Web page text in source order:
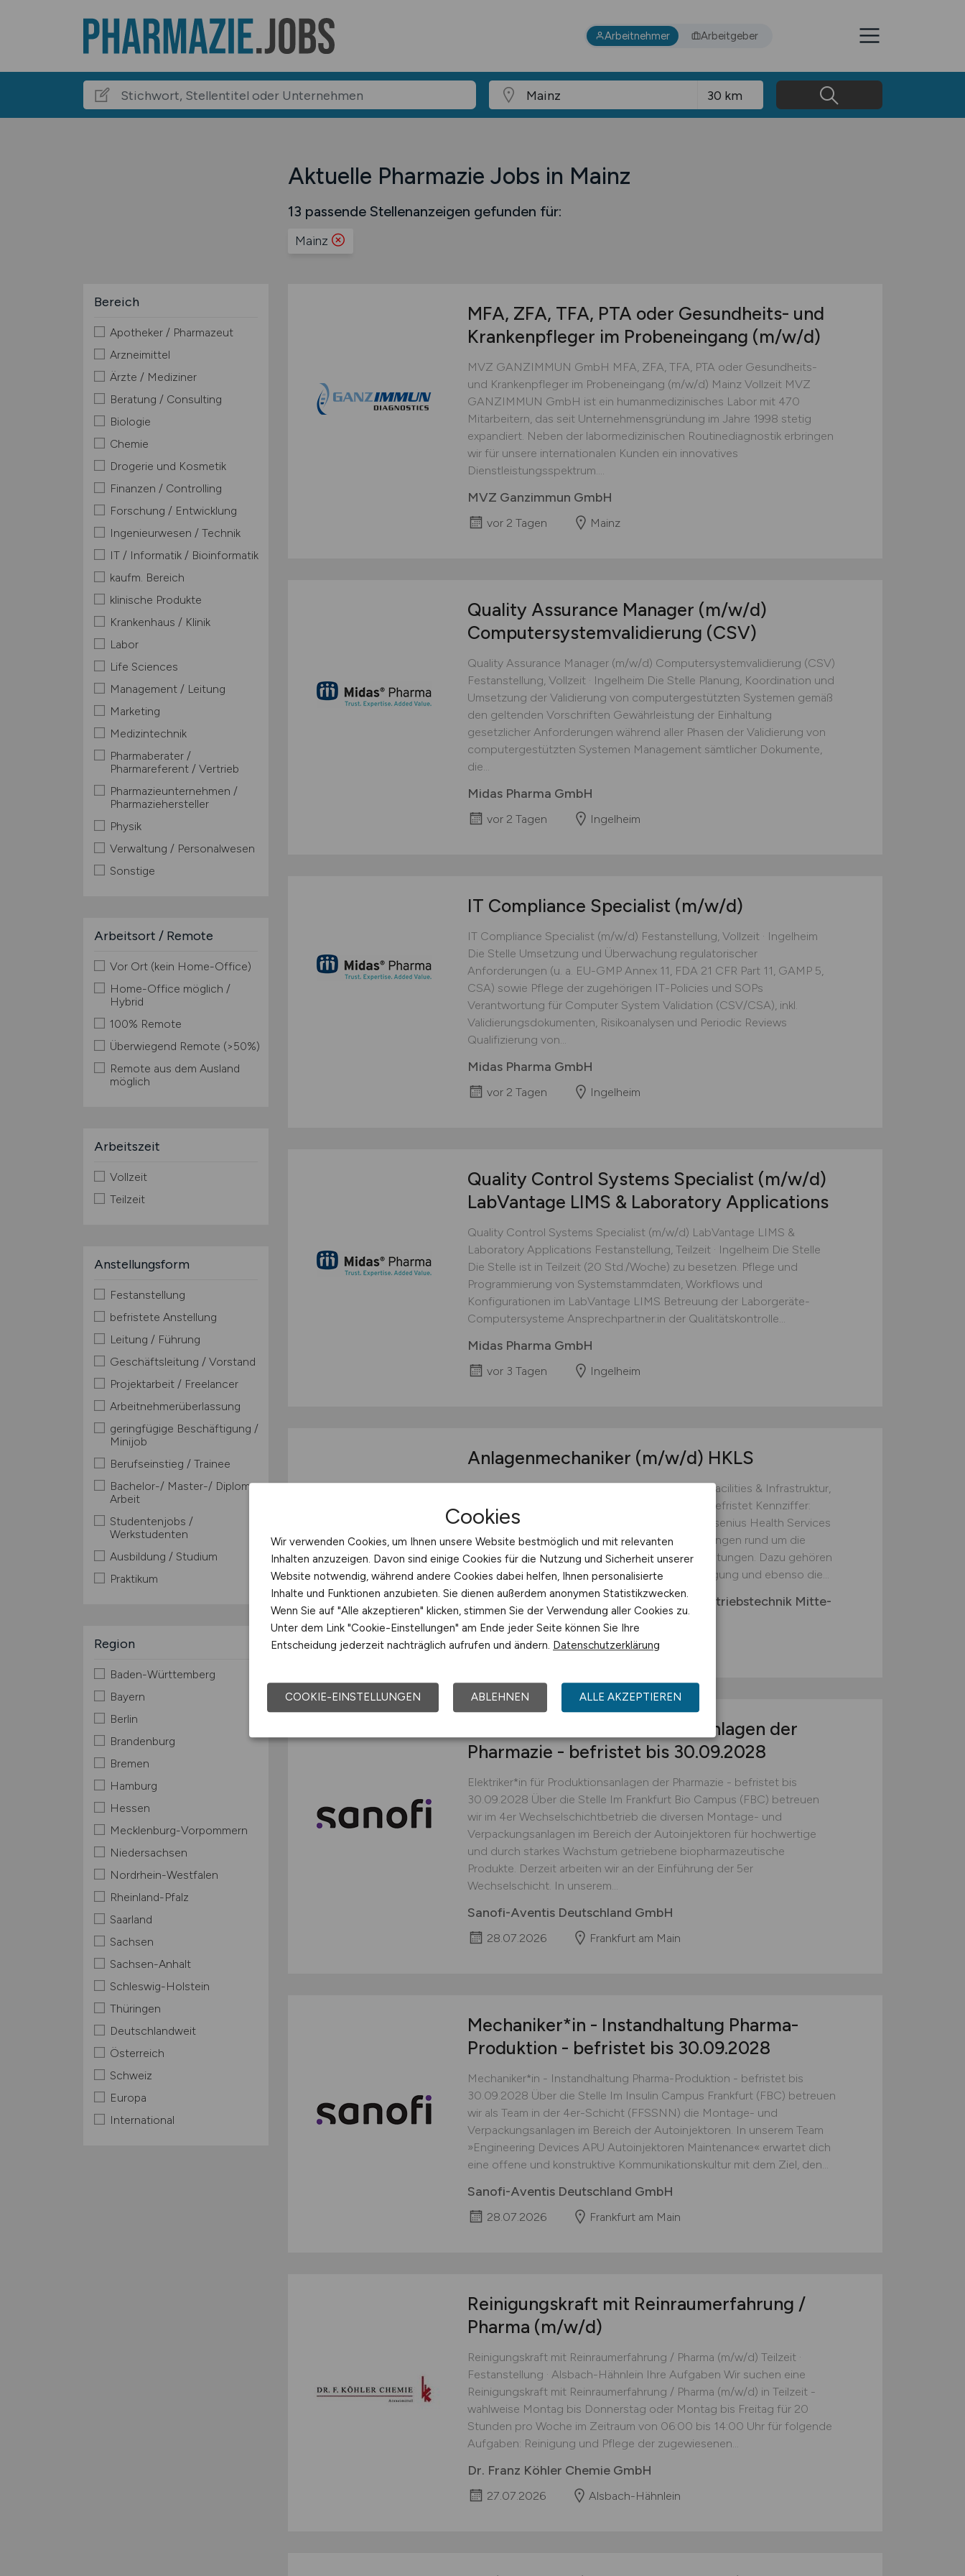
Arbeitnehmer Arbeitgeber
Aktuelle Pharmazie Jobs in Mainz
13 passende Stellenanzeigen gefunden für:
Mainz
Bereich
Apotheker / Pharmazeut
Arzneimittel
Ärzte / Mediziner
Beratung / Consulting
Biologie
Chemie
Drogerie und Kosmetik
Finanzen / Controlling
Forschung / Entwicklung
Ingenieurwesen / Technik
IT / Informatik / Bioinformatik
kaufm. Bereich
klinische Produkte
Krankenhaus / Klinik
Labor
Life Sciences
Management / Leitung
Marketing
Medizintechnik
Pharmaberater /
Pharmareferent / Vertrieb
Pharmazieunternehmen /
Pharmaziehersteller
Physik
Verwaltung / Personalwesen
Sonstige
Arbeitsort / Remote
Vor Ort (kein Home-Office)
Home-Office möglich /
Hybrid
100% Remote
Überwiegend Remote (>50%)
Remote aus dem Ausland
möglich
Arbeitszeit
Vollzeit
Teilzeit
Anstellungsform
Festanstellung
befristete Anstellung
Leitung / Führung
Geschäftsleitung / Vorstand
Projektarbeit / Freelancer
Arbeitnehmerüberlassung
geringfügige Beschäftigung /
Minijob
Berufseinstieg / Trainee
Bachelor-/ Master-/ Diplom-
Arbeit
Studentenjobs /
Werkstudenten
Ausbildung / Studium
Praktikum
Region
Baden-Württemberg
Bayern
Berlin
Brandenburg
Bremen
Hamburg
Hessen
Mecklenburg-Vorpommern
Niedersachsen
Nordrhein-Westfalen
Rheinland-Pfalz
Saarland
Sachsen
Sachsen-Anhalt
Schleswig-Holstein
Thüringen
Deutschlandweit
Österreich
Schweiz
Europa
International
MFA, ZFA, TFA, PTA oder Gesundheits- und
Krankenpfleger im Probeneingang (m/w/d)
MVZ GANZIMMUN GmbH MFA, ZFA, TFA, PTA oder Gesundheits-
und Krankenpfleger im Probeneingang (m/w/d) Mainz Vollzeit MVZ
GANZIMMUN GmbH ist ein humanmedizinisches Labor mit 470
Mitarbeitern, das seit Unternehmensgründung im Jahre 1998 stetig
expandiert. Neben der labormedizinischen Routinediagnostik erbringen
wir für unsere internationalen Kunden ein innovatives
Dienstleistungsspektrum....
MVZ Ganzimmun GmbH
vor 2 Tagen Mainz
Quality Assurance Manager (m/w/d)
Computersystemvalidierung (CSV)
Quality Assurance Manager (m/w/d) Computersystemvalidierung (CSV)
Festanstellung, Vollzeit · Ingelheim Die Stelle Planung, Koordination und
Umsetzung der Validierung von computergestützten Systemen gemäß
den geltenden Vorschriften Gewährleistung der Einhaltung
gesetzlicher Anforderungen während aller Phasen der Validierung von
computergestützten Systemen Management sämtlicher Dokumente,
die...
Midas Pharma GmbH
vor 2 Tagen Ingelheim
IT Compliance Specialist (m/w/d)
IT Compliance Specialist (m/w/d) Festanstellung, Vollzeit · Ingelheim
Die Stelle Umsetzung und Überwachung regulatorischer
Anforderungen (u. a. EU-GMP Annex 11, FDA 21 CFR Part 11, GAMP 5,
CSA) sowie Pflege der zugehörigen IT-Policies und SOPs
Verantwortung für Computer System Validation (CSV/CSA), inkl.
Validierungsdokumenten, Risikoanalysen und Periodic Reviews
Qualifizierung von...
Midas Pharma GmbH
vor 2 Tagen Ingelheim
Quality Control Systems Specialist (m/w/d)
LabVantage LIMS & Laboratory Applications
Quality Control Systems Specialist (m/w/d) LabVantage LIMS &
Laboratory Applications Festanstellung, Teilzeit · Ingelheim Die Stelle
Die Stelle ist in Teilzeit (20 Std./Woche) zu besetzen. Pflege und
Programmierung von Systemstammdaten, Workflows und
Konfigurationen im LabVantage LIMS Betreuung der Laborgeräte-
Computersysteme Ansprechpartner:in der Qualitätskontrolle...
Midas Pharma GmbH
vor 3 Tagen Ingelheim
Anlagenmechaniker (m/w/d) HKLS
Anlagenmechaniker (m/w/d) HKLS Wiesbaden Facilities & Infrastruktur,
Ingenieurwesen allgemein Vollzeit ab sofort unbefristet Kennziffer:
2455 50.000-55.000 € JETZT BEWERBEN Fresenius Health Services
bietet umfassende Dienstleistungen und Beratungen rund um die
technische Infrastruktur von Gesundheitseinrichtungen. Dazu gehören
Medizintechnik, Betriebstechnik, Sterilgutversorgung und ebenso die...
Fresenius Health Services Deutschland-Betriebstechnik Mitte-
Ost GmbH
vor 4 Tagen Wiesbaden
Elektriker*in für Produktionsanlagen der
Pharmazie - befristet bis 30.09.2028
Elektriker*in für Produktionsanlagen der Pharmazie - befristet bis
30.09.2028 Über die Stelle Im Frankfurt Bio Campus (FBC) betreuen
wir im 4er Wechselschichtbetrieb die diversen Montage- und
Verpackungsanlagen im Bereich der Autoinjektoren für hochwertige
und durch starkes Wachstum getriebene biopharmazeutische
Produkte. Derzeit arbeiten wir an der Einführung der 5er
Wechselschicht. In unserem...
Sanofi-Aventis Deutschland GmbH
28.07.2026 Frankfurt am Main
Mechaniker*in - Instandhaltung Pharma-
Produktion - befristet bis 30.09.2028
Mechaniker*in - Instandhaltung Pharma-Produktion - befristet bis
30.09.2028 Über die Stelle Im Insulin Campus Frankfurt (FBC) betreuen
wir als Team in der 4er-Schicht (FFSSNN) die Montage- und
Verpackungsanlagen im Bereich der Autoinjektoren. In unserem Team
»Engineering Devices APU Autoinjektoren Maintenance« erwartet dich
eine offene und konstruktive Kommunikationskultur mit dem Ziel, den...
Sanofi-Aventis Deutschland GmbH
28.07.2026 Frankfurt am Main
Reinigungskraft mit Reinraumerfahrung /
Pharma (m/w/d)
Reinigungskraft mit Reinraumerfahrung / Pharma (m/w/d) Teilzeit ·
Festanstellung · Alsbach-Hähnlein Ihre Aufgaben Wir suchen eine
Reinigungskraft mit Reinraumerfahrung / Pharma (m/w/d) in Teilzeit -
wahlweise Montag bis Donnerstag oder Montag bis Freitag für 20
Stunden pro Woche im Zeitraum von 06:00 bis 14:00 Uhr für folgende
Aufgaben: Reinigung und Pflege der zugewiesenen...
Dr. Franz Köhler Chemie GmbH
27.07.2026 Alsbach-Hähnlein
Cookies
Wir verwenden Cookies, um Ihnen unsere Website bestmöglich und mit relevanten
Inhalten anzuzeigen. Davon sind einige Cookies für die Nutzung und Sicherheit unserer
Website notwendig, während andere Cookies dabei helfen, Ihnen personalisierte
Inhalte und Funktionen anzubieten. Sie dienen außerdem anonymen Statistikzwecken.
Wenn Sie auf "Alle akzeptieren" klicken, stimmen Sie der Verwendung aller Cookies zu.
Unter dem Link "Cookie-Einstellungen" am Ende jeder Seite können Sie Ihre
Entscheidung jederzeit nachträglich aufrufen und ändern. Datenschutzerklärung
COOKIE-EINSTELLUNGEN ABLEHNEN ALLE AKZEPTIEREN